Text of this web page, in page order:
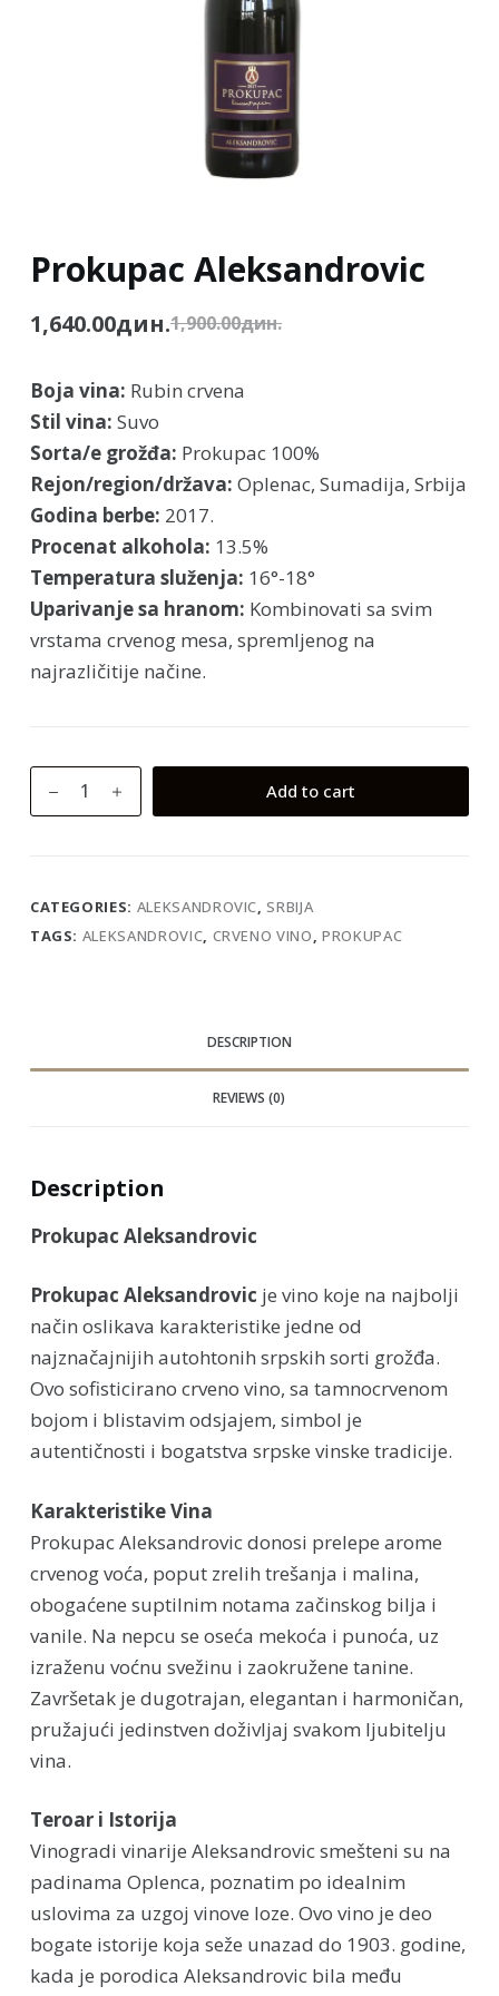
Prokupac Aleksandrovic
1,900.00дин.
1,640.00дин.
Boja vina: Rubin crvena
Stil vina: Suvo
Sorta/e grožđa: Prokupac 100%
Rejon/region/država: Oplenac, Sumadija, Srbija
Godina berbe: 2017.
Procenat alkohola: 13.5%
Temperatura služenja: 16°-18°
Uparivanje sa hranom: Kombinovati sa svim
vrstama crvenog mesa, spremljenog na
najrazličitije načine.
Aleksandrovic
Add to cart
CATEGORIES: ALEKSANDROVIC ,SRBIJA
TAGS: ALEKSANDROVIC CRVENO VINO ,PROKUPAC
DESCRIPTION
REVIEWS (0)
Description
Prokupac Aleksandrovic
Prokupac Aleksandrovic je vino koje na najbolji
način oslikava karakteristike jedne od
najznačajnijih autohtonih srpskih sorti grožđa.
Ovo sofisticirano crveno vino, sa tamnocrvenom
bojom i blistavim odsjajem, simbol je
autentičnosti i bogatstva srpske vinske tradicije.
Karakteristike Vina
Prokupac Aleksandrovic donosi prelepe arome
crvenog voća, poput zrelih trešanja i malina,
obogaćene suptilnim notama začinskog bilja i
vanile. Na nepcu se oseća mekoća i punoća, uz
izraženu voćnu svežinu i zaokružene tanine.
Završetak je dugotrajan, elegantan i harmoničan,
pružajući jedinstven doživljaj svakom ljubitelju
vina.
Teroar i Istorija
Vinogradi vinarije Aleksandrovic smešteni su na
padinama Oplenca, poznatim po idealnim
uslovima za uzgoj vinove loze. Ovo vino je deo
bogate istorije koja seže unazad do 1903. godine,
kada je porodica Aleksandrovic bila među